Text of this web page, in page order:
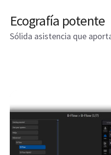
Ecografía potente
Sólida asistencia que